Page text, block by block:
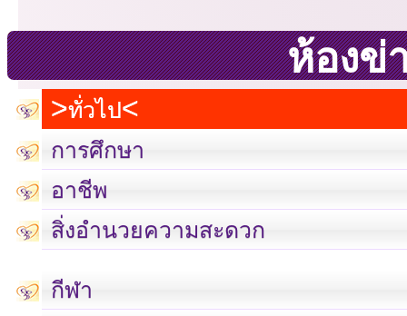
ห้องข่
ทั่วไป
การศึกษา
อาชีพ
สิ่งอำนวยความสะดวก
กีฬา